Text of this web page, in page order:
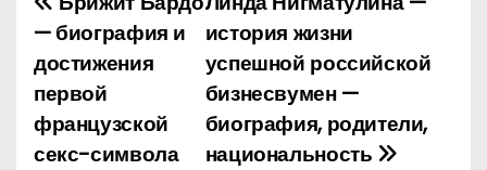
Н
а
в
и
история жизни
успешной российской
бизнесвумен —
биография, родители,
национальность
— биография и
достижения
первой
французской
секс-символа